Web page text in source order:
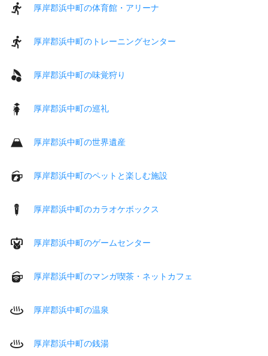
厚岸郡浜中町の体育館・アリーナ
厚岸郡浜中町のトレーニングセンター
厚岸郡浜中町の味覚狩り
厚岸郡浜中町の巡礼
厚岸郡浜中町の世界遺産
厚岸郡浜中町のペットと楽しむ施設
厚岸郡浜中町のカラオケボックス
厚岸郡浜中町のゲームセンター
厚岸郡浜中町のマンガ喫茶・ネットカフェ
厚岸郡浜中町の温泉
厚岸郡浜中町の銭湯